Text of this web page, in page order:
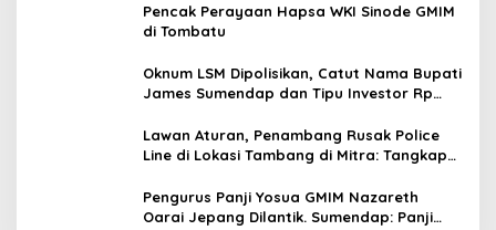
Pencak Perayaan Hapsa WKI Sinode GMIM
di Tombatu
Oknum LSM Dipolisikan, Catut Nama Bupati
James Sumendap dan Tipu Investor Rp
Lawan Aturan, Penambang Rusak Police
Line di Lokasi Tambang di Mitra: Tangkap
Pengurus Panji Yosua GMIM Nazareth
Oarai Jepang Dilantik. Sumendap: Panji